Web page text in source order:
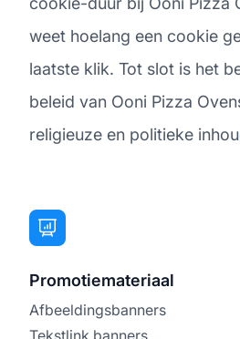
weet hoelang een cookie
laatste klik. Tot slot is het
beleid van Ooni Pizza
religieuze en politieke
Promotiemateriaal
Afbeeldingsbanners
Tekstlink banners